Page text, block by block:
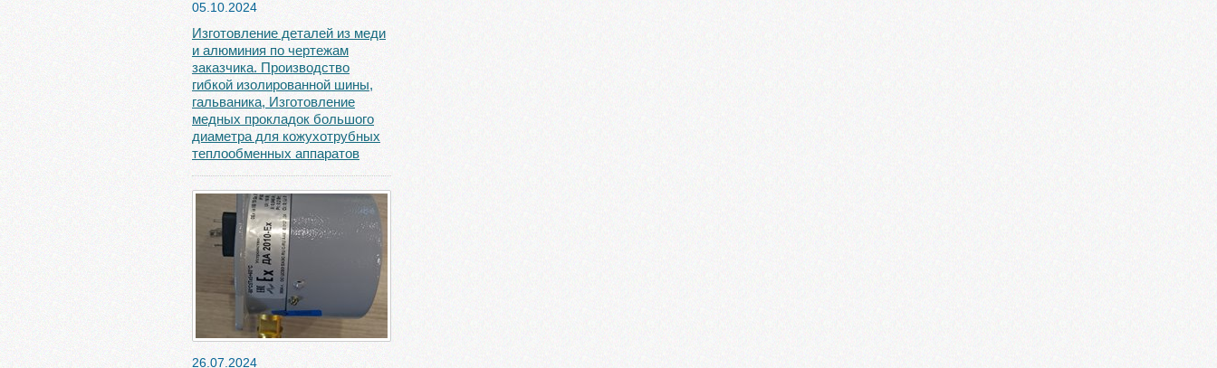
05.10.2024
Изготовление деталей из меди
и алюминия по чертежам
заказчика. Производство
гибкой изолированной шины,
гальваника, Изготовление
медных прокладок большого
диаметра для кожухотрубных
теплообменных аппаратов
26.07.2024